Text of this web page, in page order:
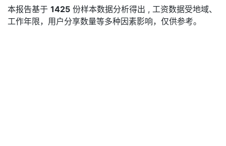
本报告基于 1425 份样本数据分析得出 , 工资数据受地域、
工作年限，用户分享数量等多种因素影响，仅供参考。